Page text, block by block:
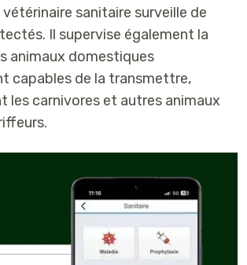
vétérinaire sanitaire surveille de
Il supervise également la
animaux domestiques
capables de la transmettre,
les carnivores et autres animaux